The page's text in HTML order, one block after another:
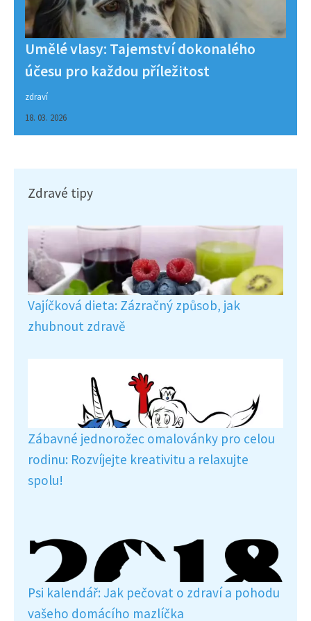
Umělé vlasy: Tajemství dokonalého
účesu pro každou příležitost
zdraví
18. 03. 2026
Zdravé tipy
Vajíčková dieta: Zázračný způsob, jak
zhubnout zdravě
Zábavné jednorožec omalovánky pro celou
rodinu: Rozvíjejte kreativitu a relaxujte
spolu!
Psi kalendář: Jak pečovat o zdraví a pohodu
vašeho domácího mazlíčka